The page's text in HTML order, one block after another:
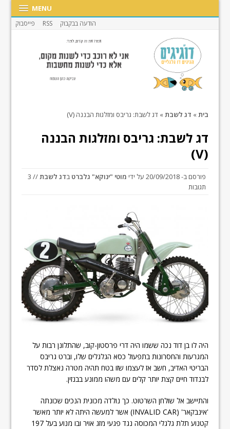
MENU
הודעה בבקבוק RSS פייסבוק
בית» דג לשבת» דג לשבת: גריבס ומזלגות הבננה (V)
דג לשבת: גריבס ומזלגות הבננה
(V)
פורסם ב-20/09/2018 על ידי מוטי "ינוקא" גלברט בדג לשבת
// 3
תגובות
היה לו בן דוד נכה ששמו היה דרי פרסטון-קוב, שהתלונן רבות על
המגרעות והחסרונות בתפעול כסא הגלגלים שלו, וברט גריבס
הבריטי האדיב, חשב אז לעצמו שזו בטח תהיה מטרה נאצלת לסדר
לבנדוד חיים קצת יותר קלים עם משהו ממונע בבנזין.
והתיישב אל שולחן השרטוט. כך נולדה מכונית הנכים שכונתה
'אינבקאר' (INVALID CAR) אשר למעשה היתה לא יותר מאשר
קטנוע תלת גלגלי המכוסה נגד פגעי מזג אויר ובו מנוע בעל 197